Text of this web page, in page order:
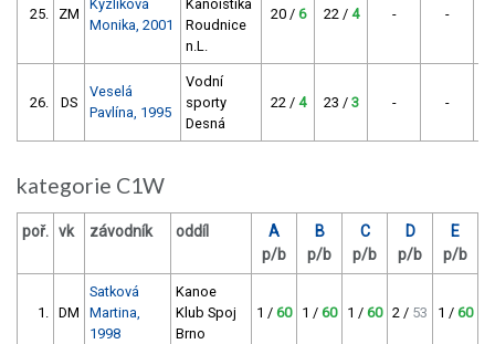
25. ZM
Kyzlíková
Monika, 2001
Kanoistika
Roudnice
n.L.
20 / 6 22 / 4 - -
26. DS
Veselá
Pavlína, 1995
Vodní
sporty
Desná
22 / 4 23 / 3 - -
kategorie C1W
poř. vk závodník oddíl
A
p/b
B
p/b
C
p/b
D
p/b
E
p/b
1. DM
Satková
Martina,
1998
Kanoe
Klub Spoj
Brno
1 / 60 1 / 60 1 / 60 2 / 53 1 / 60